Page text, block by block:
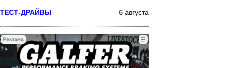
ТЕСТ-ДРАЙВЫ 6 августа
Реклама ☰